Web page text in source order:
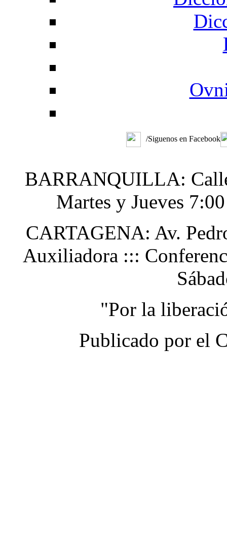
/Siguenos en Facebook
BARRANQUILLA:
Martes y Jueves
CARTAGENA: Av.
Auxiliadora :::
"Por la
Publicado por el